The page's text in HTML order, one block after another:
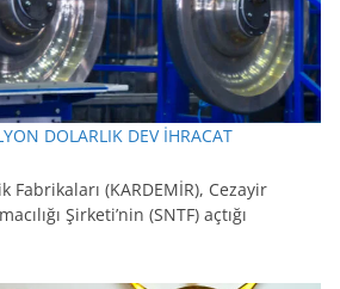
DOLARLIK DEV İHRACAT
Fabrikaları (KARDEMİR), Cezayir
Şirketi’nin (SNTF) açtığı